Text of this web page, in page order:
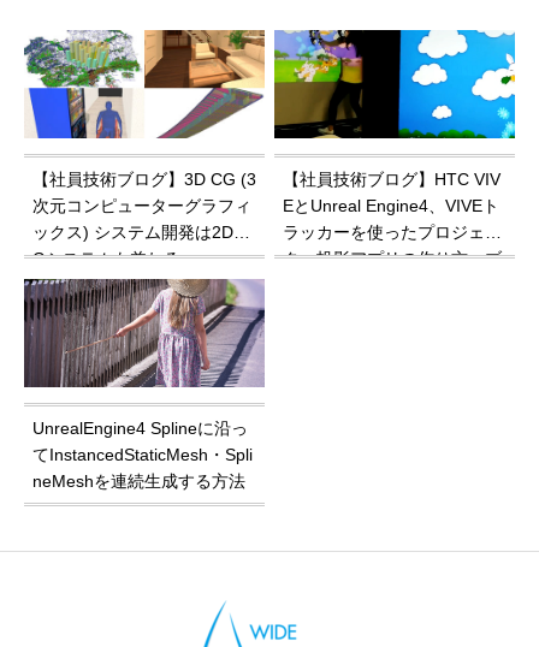
k
【社員技術ブログ】3D CG (3
次元コンピューターグラフィ
ックス) システム開発は2DC
Gシステムも兼ねる
【社員技術ブログ】HTC VIV
EとUnreal Engine4、VIVEト
ラッカーを使ったプロジェク
ター投影アプリの作り方、ブ
UnrealEngine4 Splineに沿っ
てInstancedStaticMesh・Spli
neMeshを連続生成する方法